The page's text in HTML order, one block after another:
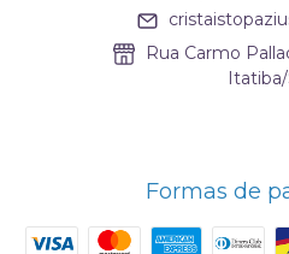
Rua Carmo
Formas de